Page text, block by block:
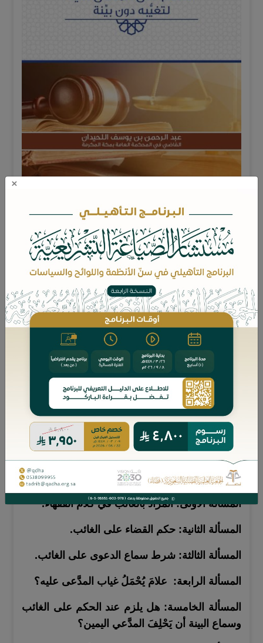
بحث يشير إلى مسألة ليست محلًّا للطرح ولا للنظر
في كلام الفقهاء، وإنما وُجد الكلام فيها مؤخرًا، وهي
مسألة:(الحكم على المدَّعى عليه لتغيُّبه دون بيِّنة)
بحثها فضيلة الشيخ/ عبدالرحمن بن يوسف اللحيدان،
القاضي في المحكمة العامة بمكة المكرمة، وبيَّن
فيها كلام فقهاء المذاهب الأربعة وغيرهم.
وعَنْوَن فضيلتُه بحثَه المسألةَ بسؤالٍ يقرِّب صورتها:
(هل غياب المدَّعى عليه وسيلة من وسائل الإثبات
وطريق من طرق الحكم بمجرَّدها؟)
وقام بحصر الكلامَ على ما يخدم بحث هذه المسألة
دون توسُّعٍ في حكم القضاء على الغائب فليس هذا
موضعه.
وتفصيل البحث في المسائل التالية:
المسألة الأولى: المراد بالغائب في كلام الفقهاء.
المسألة الثانية: حكم القضاء على الغائب.
المسألة الثالثة: شرط سماع الدعوى على الغائب.
المسألة الرابعة: علامَ يُحْمَلُ غياب المدَّعى عليه؟
المسألة الخامسة: هل يلزم عند الحكم على الغائب
وسماع البينة أن يَحْلِفَ المدَّعي اليمين؟
×